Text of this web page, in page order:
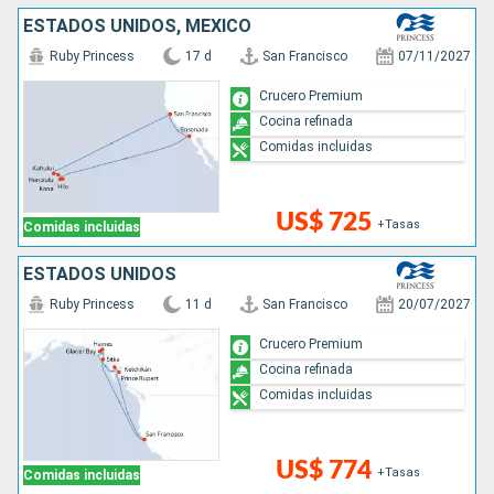
ESTADOS UNIDOS, MÉXICO
Comidas incluidas
Ruby Princess 17 d San Francisco 07/11/2027
US$ 725 +Tasas
Crucero Premium
Cocina refinada
Comidas incluidas
ESTADOS UNIDOS
Comidas incluidas
Ruby Princess 11 d San Francisco 20/07/2027
US$ 774 +Tasas
Crucero Premium
Cocina refinada
Comidas incluidas